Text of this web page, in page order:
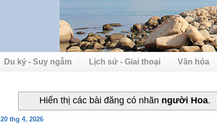
Du ký - Suy ngẫm Lịch sử - Giai thoại Văn hóa
Hiển thị các bài đăng có nhãn người Hoa.
20 thg 4, 2026